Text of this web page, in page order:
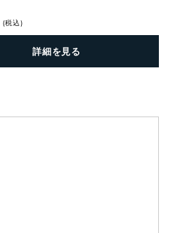
(税込)
詳細を見る